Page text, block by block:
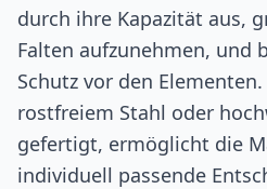
durch ihre Kapazität aus,
Falten aufzunehmen, und
Schutz vor den
rostfreiem Stahl oder
gefertigt, ermöglicht die
individuell passende